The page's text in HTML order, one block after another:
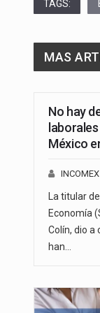
TAGS:
MAS
No hay
México
INCOMEX
La titular
Economía
Colín, dio a
han…